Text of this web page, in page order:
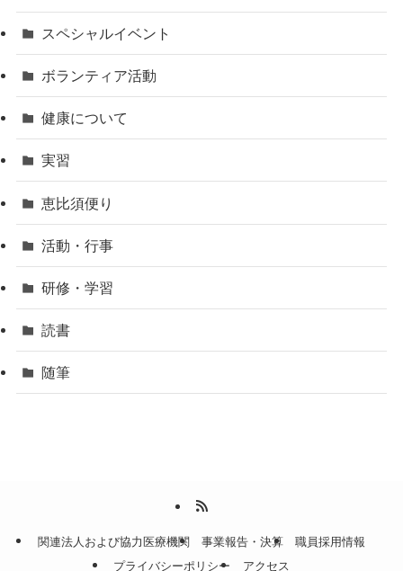
スペシャルイベント
ボランティア活動
健康について
実習
恵比須便り
活動・行事
研修・学習
読書
随筆
関連法人および協力医療機関 事業報告・決算
職員採用情報
プライバシーポリシー
アクセス